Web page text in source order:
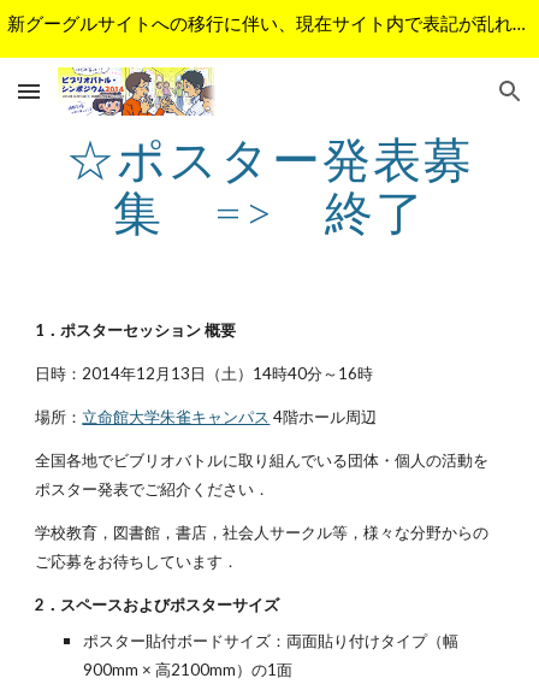
新グーグルサイトへの移行に伴い、現在サイト内で表記が乱れているページがあります。順次修正予定です。ご不便をおかけして申し訳ございません。
☆ポスター発表募
集　=>　終了
1．ポスターセッション 概要
日時：2014年12月13日（土）14時40分～16時
場所： 立命館大学朱雀キャンパス 4階ホール周辺
全国各地でビブリオバトルに取り組んでいる団体・個人の活動を
ポスター発表でご紹介ください．
学校教育，図書館，書店，社会人サークル等，様々な分野からの
ご応募をお待ちしています．
2．スペースおよびポスターサイズ
ポスター貼付ボードサイズ：両面貼り付けタイプ（幅
900mm × 高2100mm）の1面